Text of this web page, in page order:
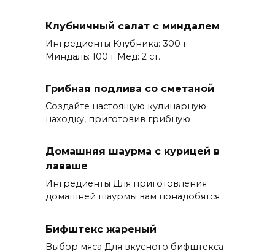
Клубничный салат с миндалем
Ингредиенты Клубника: 300 г
Миндаль: 100 г Мед: 2 ст.
Грибная подлива со сметаной
Создайте настоящую кулинарную
находку, приготовив грибную
Домашняя шаурма с курицей в
лаваше
Ингредиенты Для приготовления
домашней шаурмы вам понадобятся
Бифштекс жареный
Выбор мяса Для вкусного бифштекса